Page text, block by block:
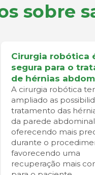
sobre
Cirurgia robótica
segura para o
de hérnias
A cirurgia robótica
ampliado as
tratamento das
da parede
oferecendo mais
durante o
favorecendo uma
recuperação mais